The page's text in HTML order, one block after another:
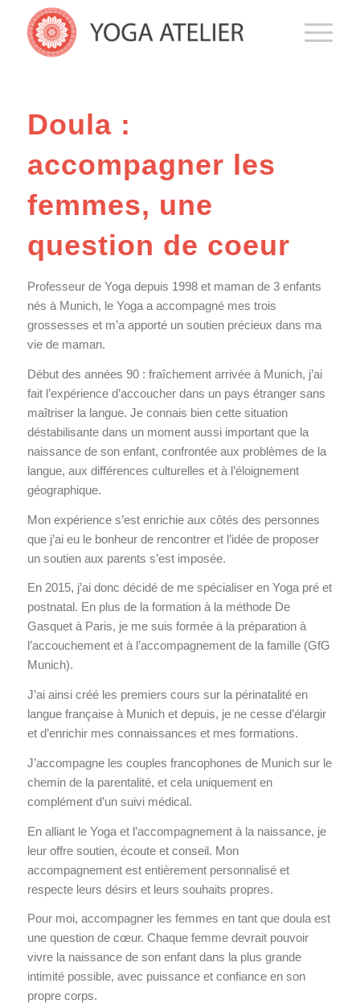
Doula :
accompagner les
femmes, une
question de coeur
Professeur de Yoga depuis 1998 et maman de 3 enfants
nés à Munich, le Yoga a accompagné mes trois
grossesses et m’a apporté un soutien précieux dans ma
vie de maman.
Début des années 90 : fraîchement arrivée à Munich, j’ai
fait l’expérience d’accoucher dans un pays étranger sans
maîtriser la langue. Je connais bien cette situation
déstabilisante dans un moment aussi important que la
naissance de son enfant, confrontée aux problèmes de la
langue, aux différences culturelles et à l’éloignement
géographique.
Mon expérience s’est enrichie aux côtés des personnes
que j’ai eu le bonheur de rencontrer et l’idée de proposer
un soutien aux parents s’est imposée.
En 2015, j’ai donc décidé de me spécialiser en Yoga pré et
postnatal. En plus de la formation à la méthode De
Gasquet à Paris, je me suis formée à la préparation à
l’accouchement et à l’accompagnement de la famille (GfG
Munich).
J’ai ainsi créé les premiers cours sur la périnatalité en
langue française à Munich et depuis, je ne cesse d’élargir
et d’enrichir mes connaissances et mes formations.
J’accompagne les couples francophones de Munich sur le
chemin de la parentalité, et cela uniquement en
complément d’un suivi médical.
En alliant le Yoga et l’accompagnement à la naissance, je
leur offre soutien, écoute et conseil. Mon
accompagnement est entièrement personnalisé et
respecte leurs désirs et leurs souhaits propres.
Pour moi, accompagner les femmes en tant que doula est
une question de cœur. Chaque femme devrait pouvoir
vivre la naissance de son enfant dans la plus grande
intimité possible, avec puissance et confiance en son
propre corps.